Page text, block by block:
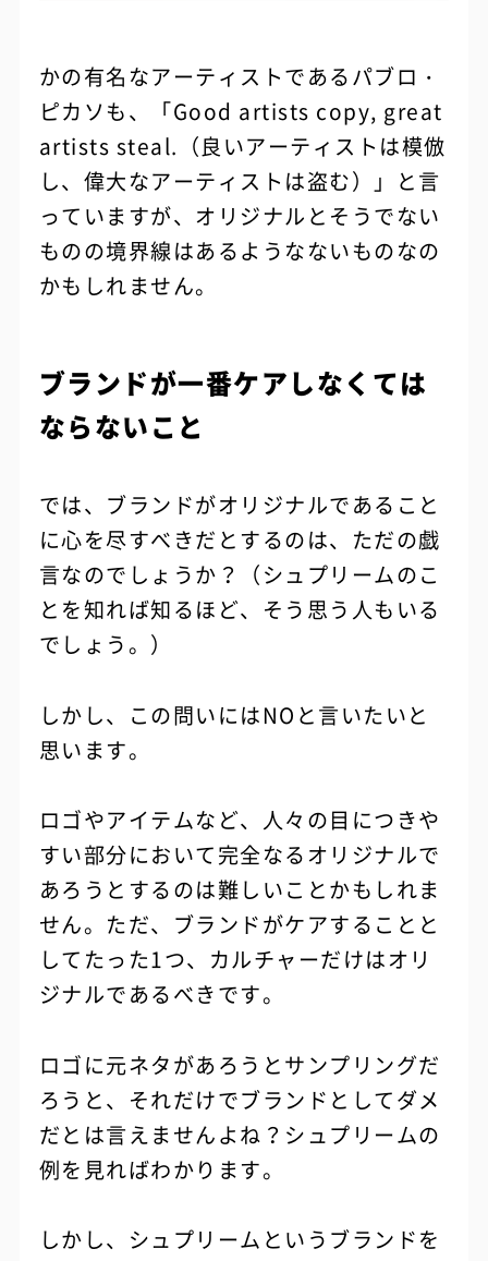
かの有名なアーティストであるパブロ・
ピカソも、「Good artists copy, great
artists steal.（良いアーティストは模倣
し、偉大なアーティストは盗む）」と言
っていますが、オリジナルとそうでない
ものの境界線はあるようなないものなの
かもしれません。
ブランドが一番ケアしなくては
ならないこと
では、ブランドがオリジナルであること
に心を尽すべきだとするのは、ただの戯
言なのでしょうか？（シュプリームのこ
とを知れば知るほど、そう思う人もいる
でしょう。）
しかし、この問いにはNOと言いたいと
思います。
ロゴやアイテムなど、人々の目につきや
すい部分において完全なるオリジナルで
あろうとするのは難しいことかもしれま
せん。ただ、ブランドがケアすることと
してたった1つ、カルチャーだけはオリ
ジナルであるべきです。
ロゴに元ネタがあろうとサンプリングだ
ろうと、それだけでブランドとしてダメ
だとは言えませんよね？シュプリームの
例を見ればわかります。
しかし、シュプリームというブランドを